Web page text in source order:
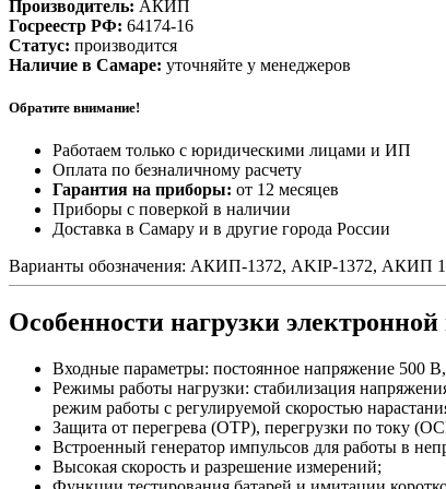
Производитель: АКИП
Госреестр РФ: 64174-16
Статус: производится
Наличие в Самаре: уточняйте у менеджеров
Обратите внимание!
Работаем только с юридическими лицами и ИП
Оплата по безналичному расчету
Гарантия на приборы: от 12 месяцев
Приборы с поверкой в наличии
Доставка в Самару и в другие города России
Варианты обозначения: АКИП-1372, AKIP-1372, АКИП
Особенности нагрузки
Входные параметры: постоянное напряжение 500
Режимы работы нагрузки: стабилизация
режим работы с регулируемой скоростью
Защита от перегрева (OTP), перегрузки по току
Встроенный генератор импульсов для работы в
Высокая скорость и разрешение измерений;